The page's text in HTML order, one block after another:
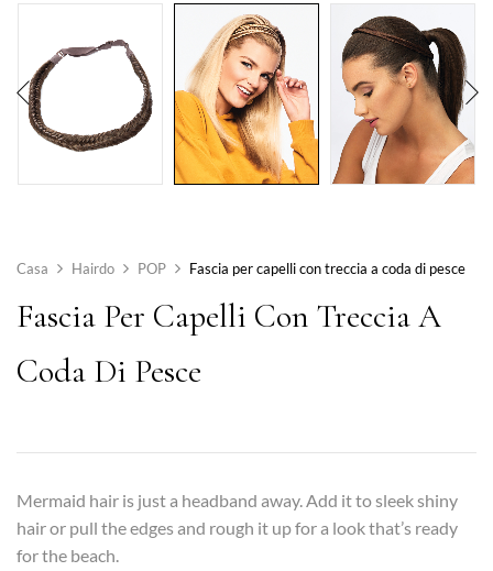
Casa Hairdo POP Fascia per capelli con treccia a coda di pesce
Fascia Per Capelli Con Treccia A
Coda Di Pesce
Mermaid hair is just a headband away. Add it to sleek shiny
hair or pull the edges and rough it up for a look that’s ready
for the beach.